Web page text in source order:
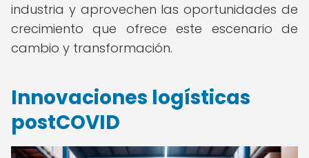
industria y aprovechen las oportunidades de
crecimiento que ofrece este escenario de
cambio y transformación.
Innovaciones logísticas
postCOVID